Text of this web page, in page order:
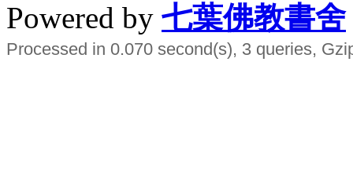
Powered by 七葉佛教書舍
Processed in 0.070 second(s), 3 queries,